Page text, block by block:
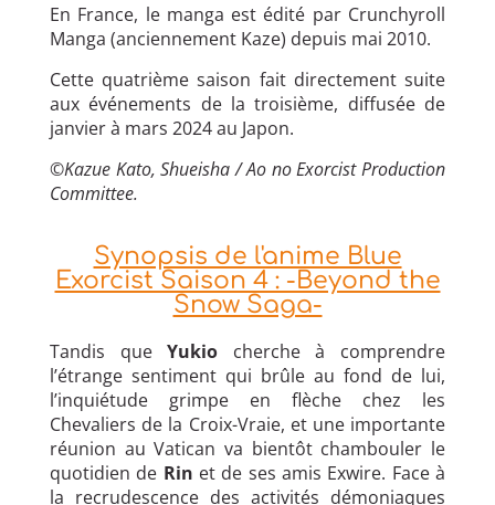
En France, le manga est édité par Crunchyroll
Manga (anciennement Kaze) depuis mai 2010.
Cette quatrième saison fait directement suite
aux événements de la troisième, diffusée de
janvier à mars 2024 au Japon.
©Kazue Kato, Shueisha / Ao no Exorcist Production
Committee.
Synopsis de l'anime Blue
Exorcist Saison 4 : -Beyond the
Snow Saga-
Tandis queYukio cherche à comprendre
l’étrange sentiment qui brûle au fond de lui,
l’inquiétude grimpe en flèche chez les
Chevaliers de la Croix-Vraie, et une importante
réunion au Vatican va bientôt chambouler le
quotidien de Rin et de ses amis Exwire. Face à
la recrudescence des activités démoniaques